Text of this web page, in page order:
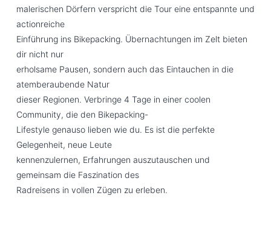
malerischen Dörfern verspricht die Tour eine entspannte und
actionreiche
Einführung ins Bikepacking. Übernachtungen im Zelt bieten
dir nicht nur
erholsame Pausen, sondern auch das Eintauchen in die
atemberaubende Natur
dieser Regionen. Verbringe 4 Tage in einer coolen
Community, die den Bikepacking-
Lifestyle genauso lieben wie du. Es ist die perfekte
Gelegenheit, neue Leute
kennenzulernen, Erfahrungen auszutauschen und
gemeinsam die Faszination des
Radreisens in vollen Zügen zu erleben.